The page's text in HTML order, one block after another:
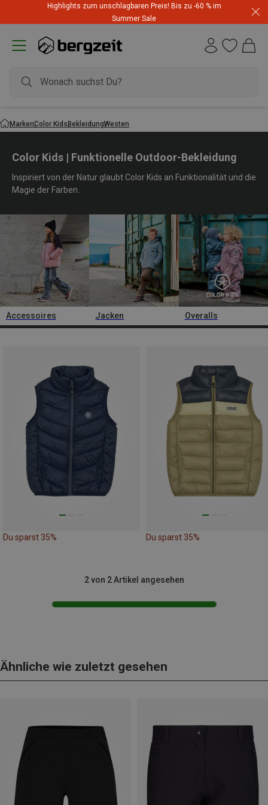
Highlights zum unschlagbaren Preis! Bis zu -60 % im
Summer Sale
MarkenColor KidsBekleidungWesten
Color Kids | Funktionelle Outdoor-Bekleidung
Inspiriert von der Natur glaubt Color Kids an Funktionalität und die
Magie der Farben.
Accessoires Jacken Overalls
Du sparst 35% Du sparst 35%
2 von 2 Artikel angesehen
Ähnliche wie zuletzt gesehen